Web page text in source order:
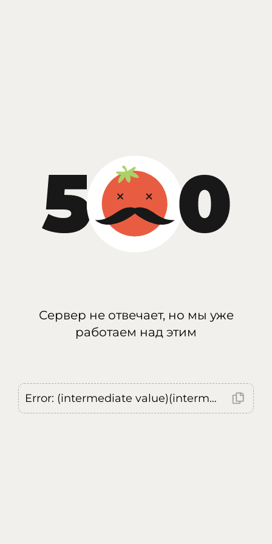
Сервер не отвечает, но мы уже
работаем над этим
Error: (intermediate value)(intermediate value)(intermediate value).replaceAll is not a function